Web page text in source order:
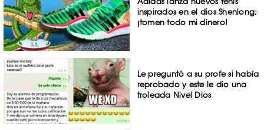
inspirados en el dios Shenlong;
¡tomen todo mi dinero!
Le preguntó a su profe si había
reprobado y este le dio una
troleada Nivel Dios